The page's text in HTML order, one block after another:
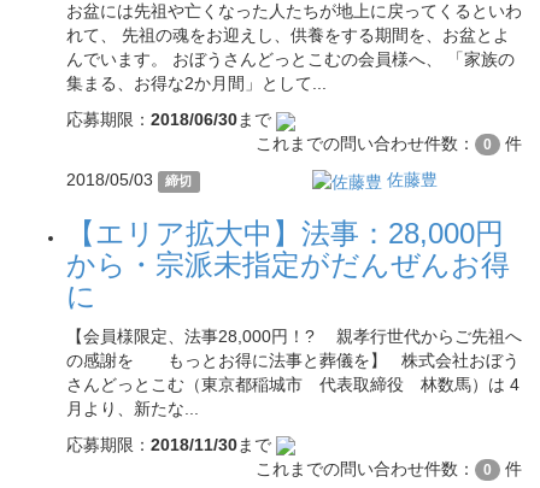
お盆には先祖や亡くなった人たちが地上に戻ってくるといわ
れて、 先祖の魂をお迎えし、供養をする期間を、お盆とよ
んでいます。 おぼうさんどっとこむの会員様へ、 「家族の
集まる、お得な2か月間」として...
応募期限： 2018/06/30まで
これまでの問い合わせ件数：
0
件
2018/05/03
締切 佐藤豊
【エリア拡大中】法事：28,000円
から・宗派未指定がだんぜんお得
に
【会員様限定、法事28,000円！? 親孝行世代からご先祖へ
の感謝を もっとお得に法事と葬儀を】 株式会社おぼう
さんどっとこむ（東京都稲城市 代表取締役 林数馬）は 4
月より、新たな...
応募期限： 2018/11/30まで
これまでの問い合わせ件数：
0 件